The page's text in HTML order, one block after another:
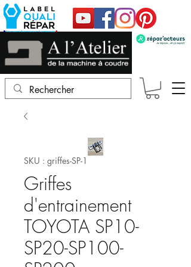
SKU : griffes-SP-1
Griffes
d'entrainement
TOYOTA SP10-
SP20-SP100-